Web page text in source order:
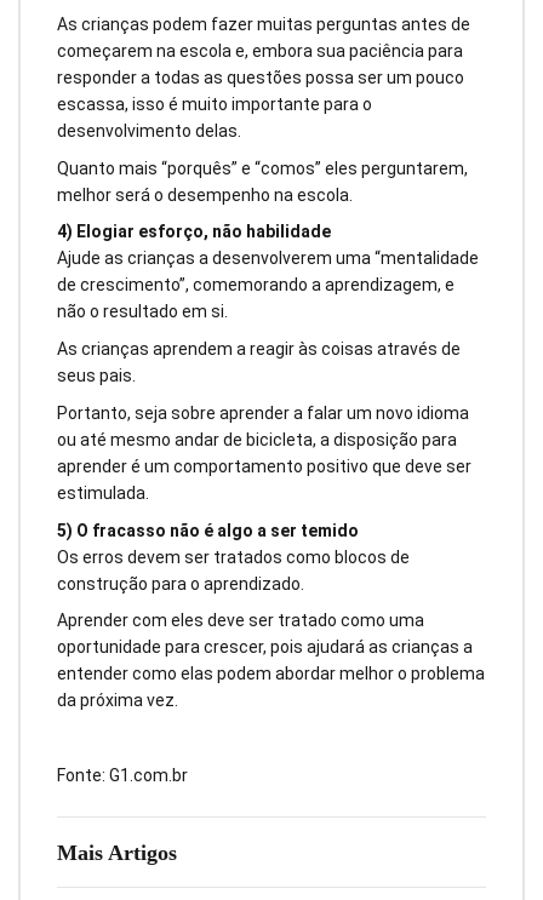
Mais Artigos
As crianças podem fazer muitas perguntas antes de
começarem na escola e, embora sua paciência para
responder a todas as questões possa ser um pouco
escassa, isso é muito importante para o
desenvolvimento delas.
Quanto mais “porquês” e “comos” eles perguntarem,
melhor será o desempenho na escola.
4) Elogiar esforço, não habilidade
Ajude as crianças a desenvolverem uma “mentalidade
de crescimento”, comemorando a aprendizagem, e
não o resultado em si.
As crianças aprendem a reagir às coisas através de
seus pais.
Portanto, seja sobre aprender a falar um novo idioma
ou até mesmo andar de bicicleta, a disposição para
aprender é um comportamento positivo que deve ser
estimulada.
5) O fracasso não é algo a ser temido
Os erros devem ser tratados como blocos de
construção para o aprendizado.
Aprender com eles deve ser tratado como uma
oportunidade para crescer, pois ajudará as crianças a
entender como elas podem abordar melhor o problema
da próxima vez.
Fonte: G1.com.br